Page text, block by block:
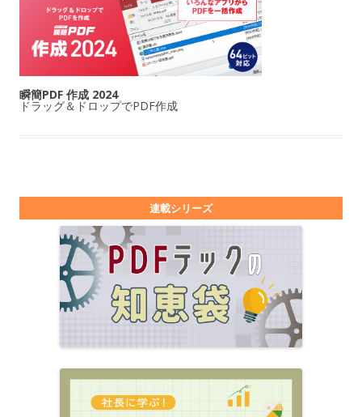
瞬簡PDF 作成 2024
ドラッグ＆ドロップでPDF作成
連載シリーズ